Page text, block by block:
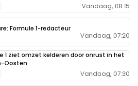
Vandaag, 08:15
Formule 1-redacteur
Vandaag, 07:20
1 ziet omzet kelderen door onrust in het
Oosten
Vandaag, 07:30